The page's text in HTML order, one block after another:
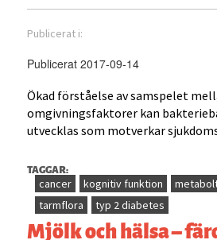
Publicerat i:
Publicerat 2017-09-14
Ökad förståelse av samspelet
omgivningsfaktorer kan
utvecklas som motverkar
TAGGAR:
cancer kognitiv funktion
tarmflora
typ 2 diabetes
Mjölk och hälsa –